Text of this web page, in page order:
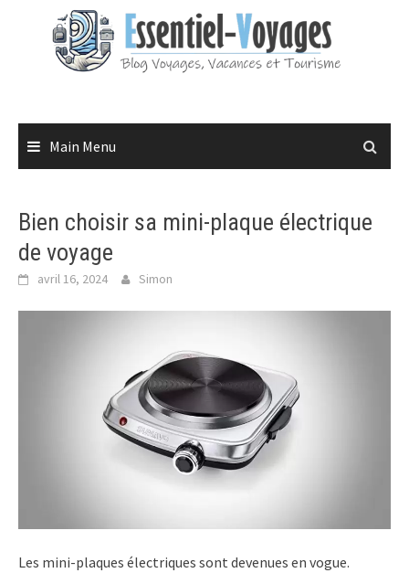
Main Menu
Bien choisir sa mini-plaque électrique
de voyage
avril 16, 2024 Simon
Les mini-plaques électriques sont devenues en vogue.